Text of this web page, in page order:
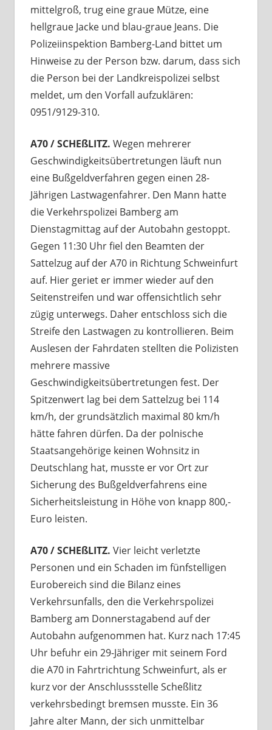
mittelgroß, trug eine graue Mütze, eine
hellgraue Jacke und blau-graue Jeans. Die
Polizeiinspektion Bamberg-Land bittet um
Hinweise zu der Person bzw. darum, dass sich
die Person bei der Landkreispolizei selbst
meldet, um den Vorfall aufzuklären:
0951/9129-310.
A70 / SCHEßLITZ. Wegen mehrerer
Geschwindigkeitsübertretungen läuft nun
eine Bußgeldverfahren gegen einen 28-
Jährigen Lastwagenfahrer. Den Mann hatte
die Verkehrspolizei Bamberg am
Dienstagmittag auf der Autobahn gestoppt.
Gegen 11:30 Uhr fiel den Beamten der
Sattelzug auf der A70 in Richtung Schweinfurt
auf. Hier geriet er immer wieder auf den
Seitenstreifen und war offensichtlich sehr
zügig unterwegs. Daher entschloss sich die
Streife den Lastwagen zu kontrollieren. Beim
Auslesen der Fahrdaten stellten die Polizisten
mehrere massive
Geschwindigkeitsübertretungen fest. Der
Spitzenwert lag bei dem Sattelzug bei 114
km/h, der grundsätzlich maximal 80 km/h
hätte fahren dürfen. Da der polnische
Staatsangehörige keinen Wohnsitz in
Deutschlang hat, musste er vor Ort zur
Sicherung des Bußgeldverfahrens eine
Sicherheitsleistung in Höhe von knapp 800,-
Euro leisten.
A70 / SCHEßLITZ. Vier leicht verletzte
Personen und ein Schaden im fünfstelligen
Eurobereich sind die Bilanz eines
Verkehrsunfalls, den die Verkehrspolizei
Bamberg am Donnerstagabend auf der
Autobahn aufgenommen hat. Kurz nach 17:45
Uhr befuhr ein 29-Jähriger mit seinem Ford
die A70 in Fahrtrichtung Schweinfurt, als er
kurz vor der Anschlussstelle Scheßlitz
verkehrsbedingt bremsen musste. Ein 36
Jahre alter Mann, der sich unmittelbar